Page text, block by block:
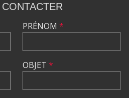
PRÉNOM *
OBJET *